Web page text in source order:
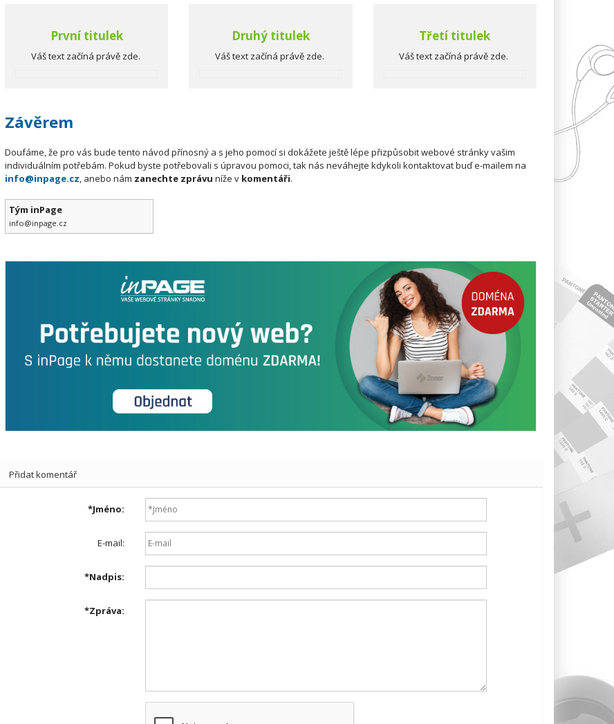
První titulek
Váš text začíná právě zde.
Druhý titulek
Váš text začíná právě zde.
Třetí titulek
Váš text začíná právě zde.
Závěrem
Doufáme, že pro vás bude tento návod přínosný a s jeho pomocí si dokážete ještě lépe přizpůsobit webové stránky vašim
individuálním potřebám. Pokud byste potřebovali s úpravou pomoci, tak nás neváhejte kdykoli kontaktovat buď e-mailem na
info@inpage.cz, anebo nám zanechte zprávu níže v komentáři.
Tým inPage
info@inpage.cz
Přidat komentář
*Jméno:
E-mail:
*Nadpis:
*Zpráva: